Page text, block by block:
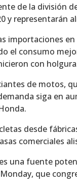
de la división
y representarán
importaciones
el consumo
con
de motos,
siga en
desde
comerciales
una fuente
que